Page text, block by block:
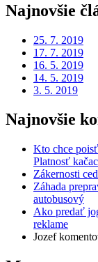
Najnovšie
25. 7. 2019
17. 7. 2019
16. 5. 2019
14. 5. 2019
3. 5. 2019
Najnovšie
Kto chce
Platnosť
Zákernosti
Záhada
autobusový
Ako predať
reklame
Jozef